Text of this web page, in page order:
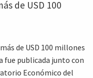
de USD 100
de USD 100 millones
fue publicada junto con
Económico del